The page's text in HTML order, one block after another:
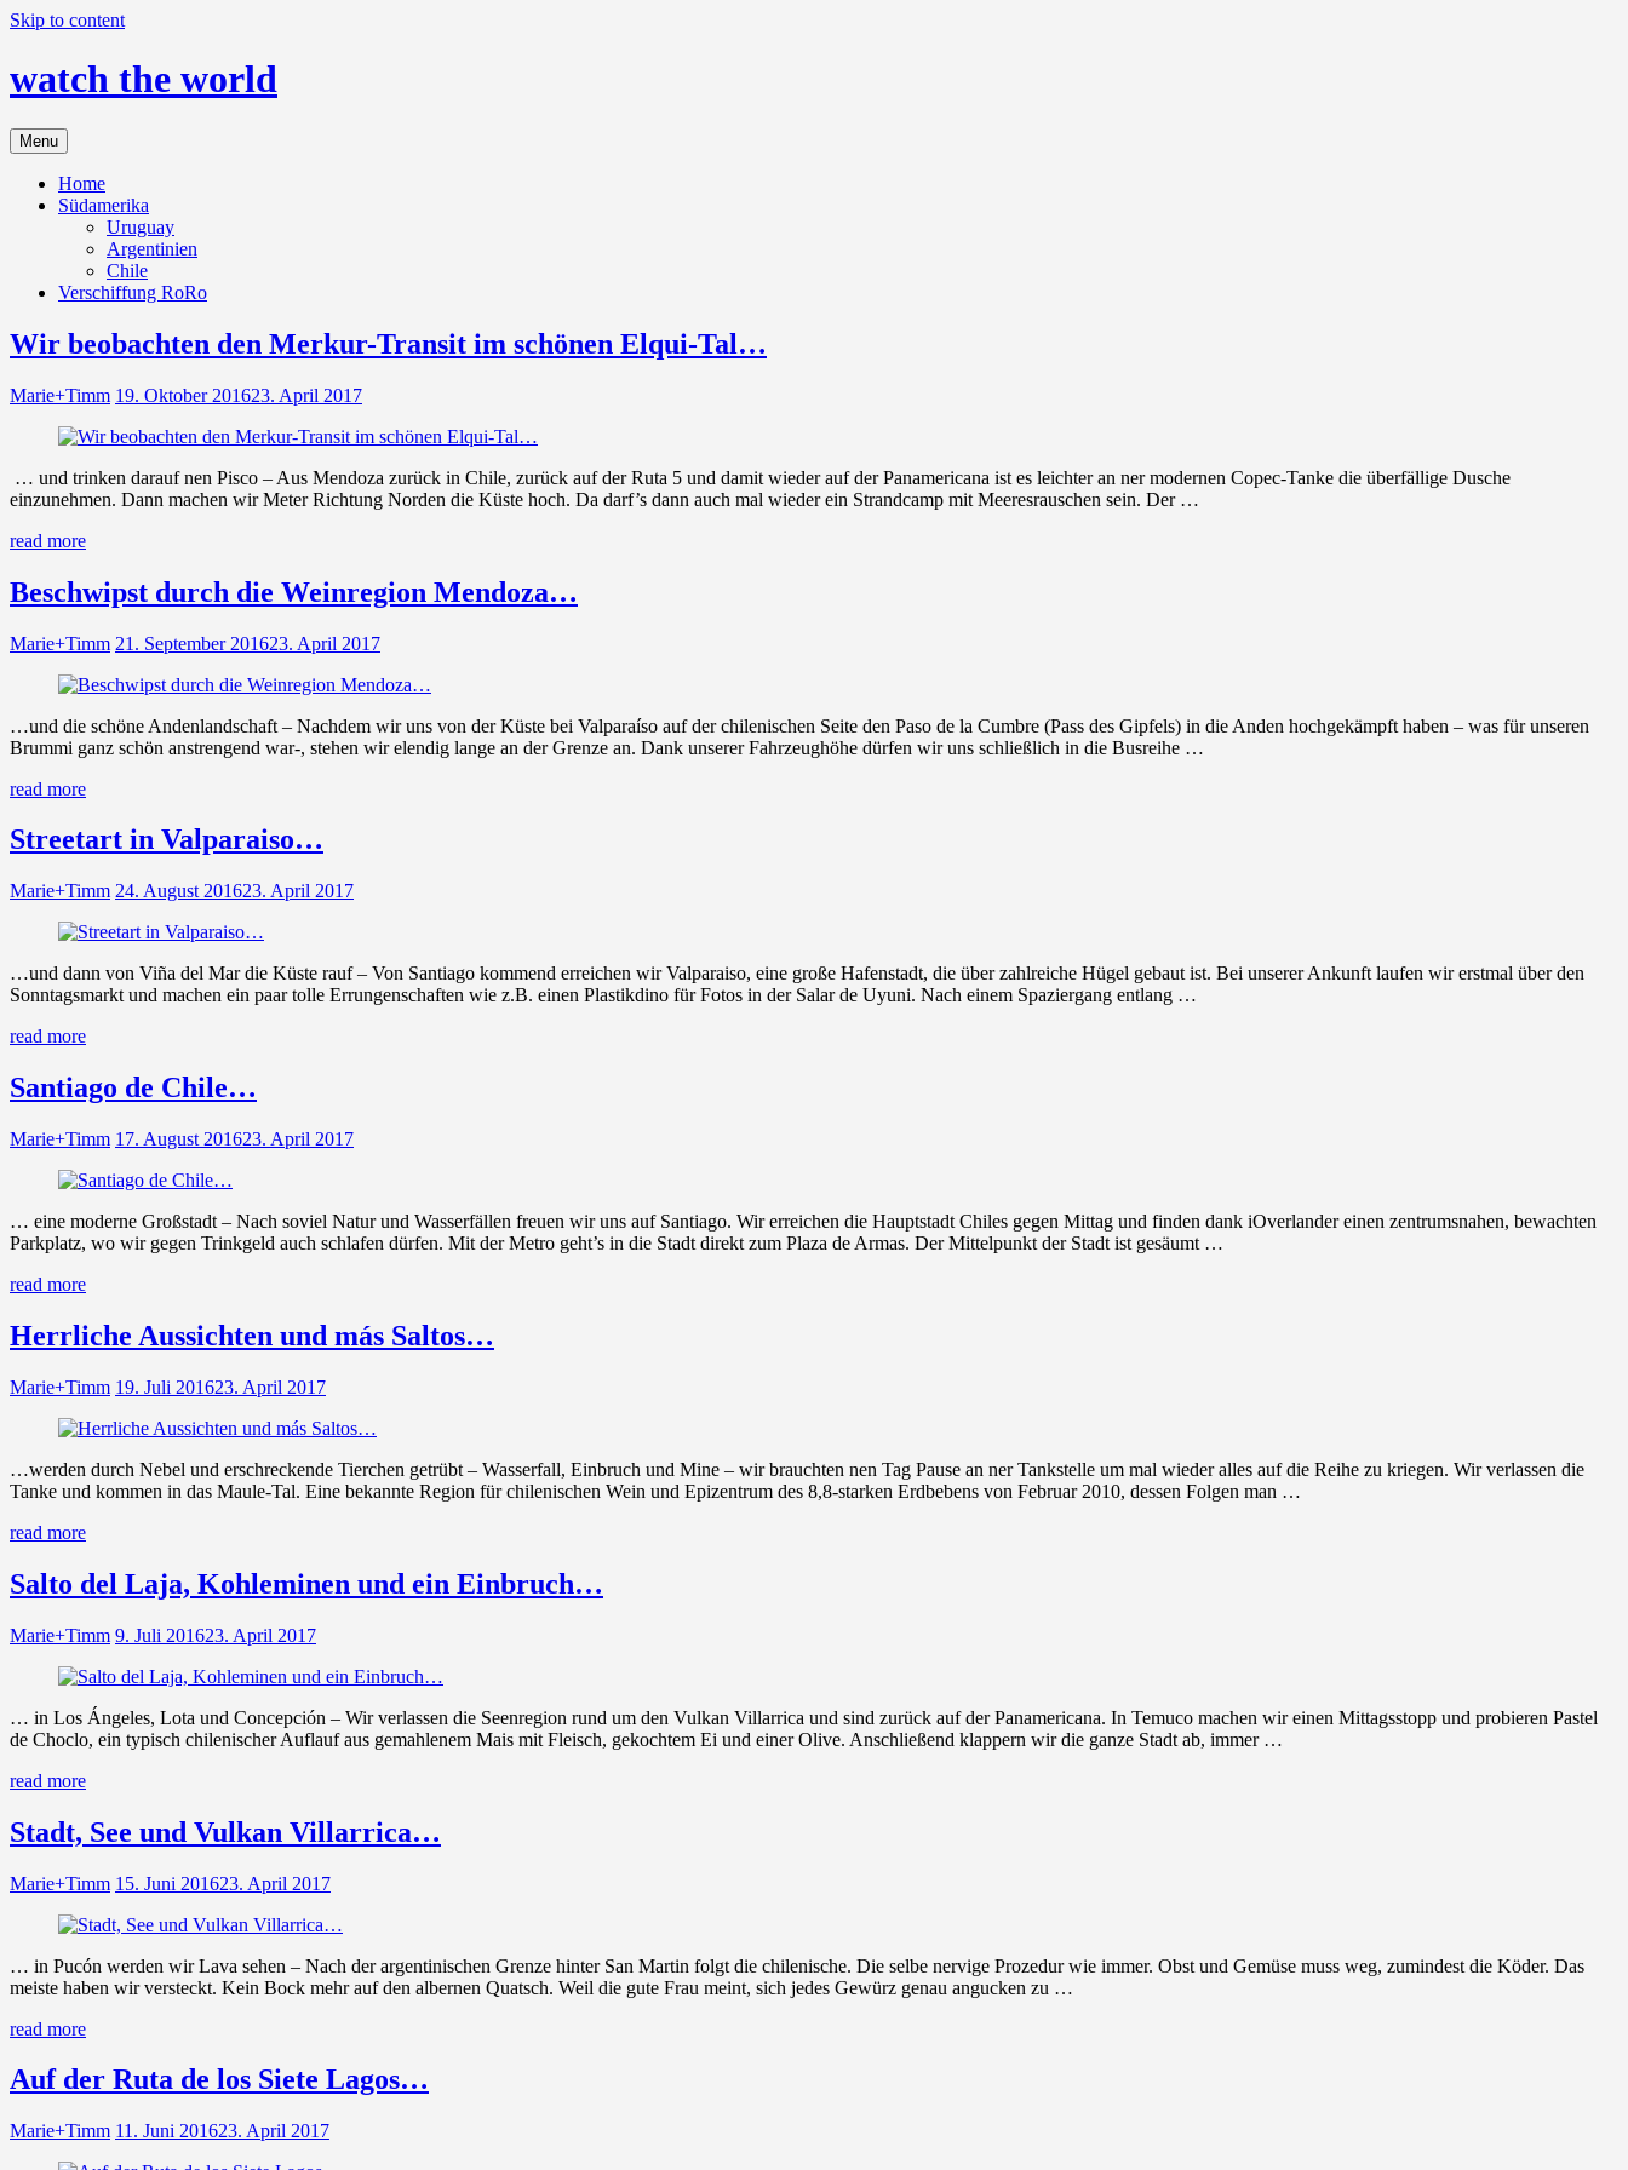
Skip to content
watch the world
Menu
Home
Südamerika
Uruguay
Argentinien
Chile
Verschiffung RoRo
Wir beobachten den Merkur-Transit im schönen Elqui-Tal…
Marie+Timm 19. Oktober 201623. April 2017
… und trinken darauf nen Pisco – Aus Mendoza zurück in Chile, zurück auf der Ruta 5 und damit wieder auf der Panamericana ist es leichter an ner modernen Copec-Tanke die überfällige Dusche
einzunehmen. Dann machen wir Meter Richtung Norden die Küste hoch. Da darf’s dann auch mal wieder ein Strandcamp mit Meeresrauschen sein. Der …
read more
Beschwipst durch die Weinregion Mendoza…
Marie+Timm 21. September 201623. April 2017
…und die schöne Andenlandschaft – Nachdem wir uns von der Küste bei Valparaíso auf der chilenischen Seite den Paso de la Cumbre (Pass des Gipfels) in die Anden hochgekämpft haben – was für unseren
Brummi ganz schön anstrengend war-, stehen wir elendig lange an der Grenze an. Dank unserer Fahrzeughöhe dürfen wir uns schließlich in die Busreihe …
read more
Streetart in Valparaiso…
Marie+Timm 24. August 201623. April 2017
…und dann von Viña del Mar die Küste rauf – Von Santiago kommend erreichen wir Valparaiso, eine große Hafenstadt, die über zahlreiche Hügel gebaut ist. Bei unserer Ankunft laufen wir erstmal über den
Sonntagsmarkt und machen ein paar tolle Errungenschaften wie z.B. einen Plastikdino für Fotos in der Salar de Uyuni. Nach einem Spaziergang entlang …
read more
Santiago de Chile…
Marie+Timm 17. August 201623. April 2017
… eine moderne Großstadt – Nach soviel Natur und Wasserfällen freuen wir uns auf Santiago. Wir erreichen die Hauptstadt Chiles gegen Mittag und finden dank iOverlander einen zentrumsnahen, bewachten
Parkplatz, wo wir gegen Trinkgeld auch schlafen dürfen. Mit der Metro geht’s in die Stadt direkt zum Plaza de Armas. Der Mittelpunkt der Stadt ist gesäumt …
read more
Herrliche Aussichten und más Saltos…
Marie+Timm 19. Juli 201623. April 2017
…werden durch Nebel und erschreckende Tierchen getrübt – Wasserfall, Einbruch und Mine – wir brauchten nen Tag Pause an ner Tankstelle um mal wieder alles auf die Reihe zu kriegen. Wir verlassen die
Tanke und kommen in das Maule-Tal. Eine bekannte Region für chilenischen Wein und Epizentrum des 8,8-starken Erdbebens von Februar 2010, dessen Folgen man …
read more
Salto del Laja, Kohleminen und ein Einbruch…
Marie+Timm 9. Juli 201623. April 2017
… in Los Ángeles, Lota und Concepción – Wir verlassen die Seenregion rund um den Vulkan Villarrica und sind zurück auf der Panamericana. In Temuco machen wir einen Mittagsstopp und probieren Pastel
de Choclo, ein typisch chilenischer Auflauf aus gemahlenem Mais mit Fleisch, gekochtem Ei und einer Olive. Anschließend klappern wir die ganze Stadt ab, immer …
read more
Stadt, See und Vulkan Villarrica…
Marie+Timm 15. Juni 201623. April 2017
… in Pucón werden wir Lava sehen – Nach der argentinischen Grenze hinter San Martin folgt die chilenische. Die selbe nervige Prozedur wie immer. Obst und Gemüse muss weg, zumindest die Köder. Das
meiste haben wir versteckt. Kein Bock mehr auf den albernen Quatsch. Weil die gute Frau meint, sich jedes Gewürz genau angucken zu …
read more
Auf der Ruta de los Siete Lagos…
Marie+Timm 11. Juni 201623. April 2017